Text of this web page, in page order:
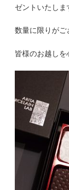
ゼントいたしま
数量に限りがご
皆様のお越しを